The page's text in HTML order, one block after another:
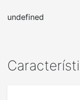
undefined